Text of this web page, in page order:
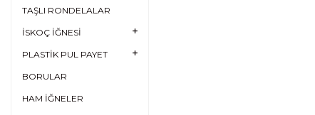
TAŞLI RONDELALAR
İSKOÇ İĞNESİ
PLASTİK PUL PAYET
BORULAR
HAM İĞNELER